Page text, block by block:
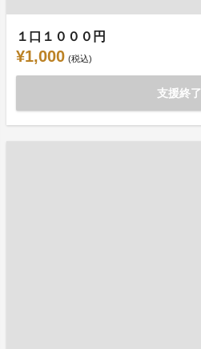
１口１０００円
¥1,000 (税込)
支援終了